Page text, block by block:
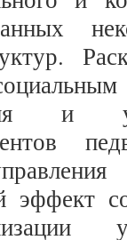
и
эффект